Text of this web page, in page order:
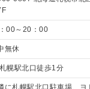
00～20：00
無休
幌駅北口徒歩1分
に札幌駅北口駐車場、ヨ